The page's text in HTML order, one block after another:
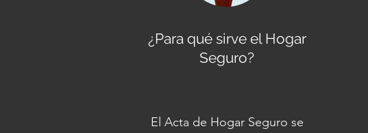
¿Para qué sirve el Hogar
Seguro?
El Acta de Hogar Seguro se